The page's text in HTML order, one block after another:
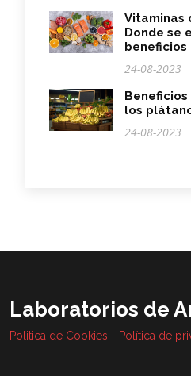
Vitaminas
Donde se
beneficios
24-08-2023
los
24-08-2023
Laboratorios de
Politica de Cookies - Política de